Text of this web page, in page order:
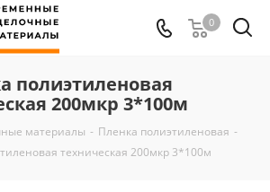
0
полиэтиленовая
200мкр 3*100м
материалы - Пленка полиэтиленовая -
техническая 200мкр 3*100м